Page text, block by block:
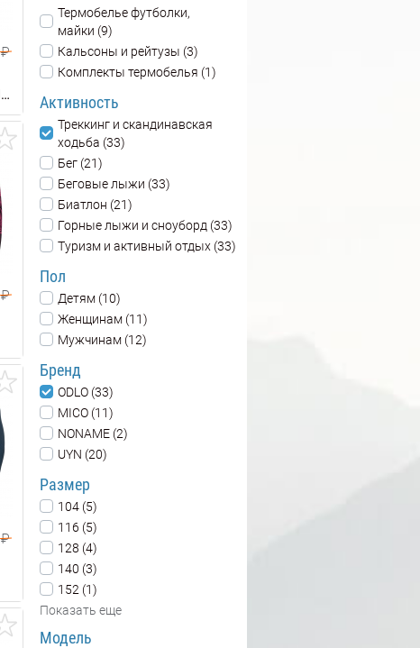
₽
₽
₽
Термобелье футболки,
майки (9)
Кальсоны и рейтузы (3)
Комплекты термобелья (1)
Активность
Треккинг и скандинавская
ходьба (33)
Бег (21)
Беговые лыжи (33)
Биатлон (21)
Горные лыжи и сноуборд (33)
Туризм и активный отдых (33)
Пол
Детям (10)
Женщинам (11)
Мужчинам (12)
Бренд
ODLO (33)
MICO (11)
NONAME (2)
UYN (20)
Размер
104 (5)
116 (5)
128 (4)
140 (3)
152 (1)
Показать еще
Модель